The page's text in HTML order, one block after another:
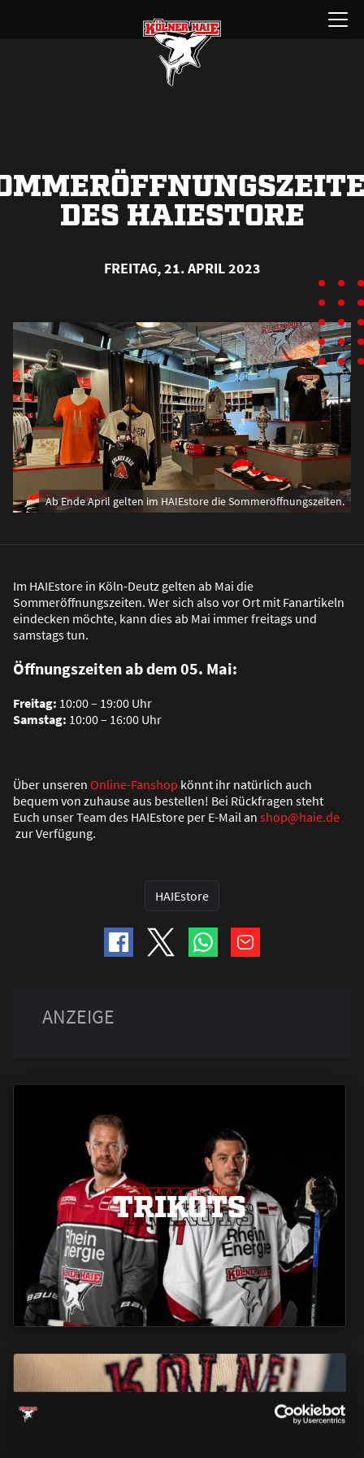
Menü
öffnen
DES HAIESTORE
FREITAG, 21. APRIL 2023
Ab Ende April gelten im HAIEstore die Sommeröffnungszeiten.
Im HAIEstore in Köln-Deutz gelten ab Mai die
Sommeröffnungszeiten. Wer sich also vor Ort mit Fanartikeln
eindecken möchte, kann dies ab Mai immer freitags und
samstags tun.
Öffnungszeiten ab dem 05. Mai:
Freitag: 10:00 – 19:00 Uhr
Samstag: 10:00 – 16:00 Uhr
Über unseren Online-Fanshop könnt ihr natürlich auch
bequem von zuhause aus bestellen! Bei Rückfragen steht
Euch unser Team des HAIEstore per E-Mail an shop@haie.de
zur Verfügung.
HAIEstore
TRIKOTS
TRIKOTS
TRIKOTS